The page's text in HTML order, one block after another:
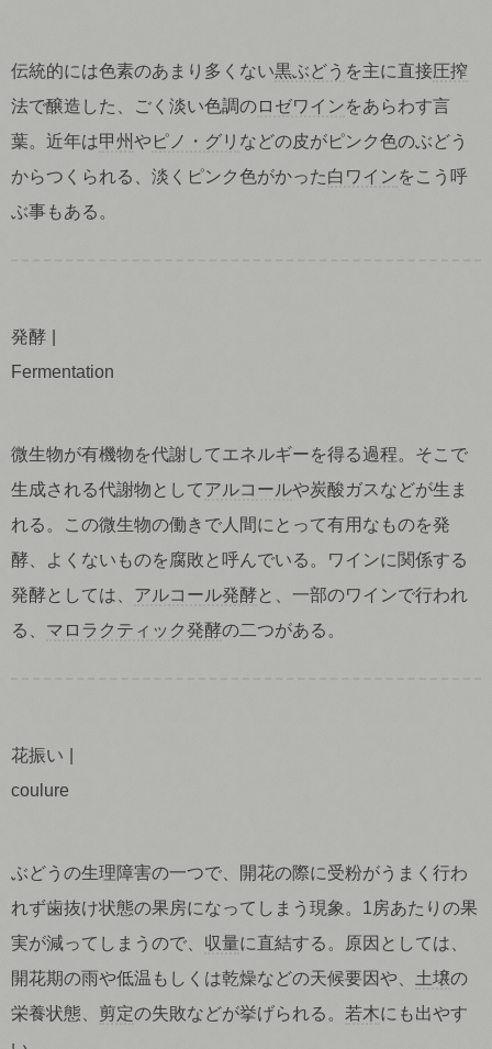
伝統的には色素のあまり多くない黒ぶどう を主に直接圧搾
法で醸造した、ごく淡い色調のロゼワインをあらわす言
葉。近年は甲州や ピノ・グリ などの皮がピンク色のぶどう
からつくられる、淡くピンク色がかった白ワインをこう呼
ぶ事もある。
発酵
Fermentation
微生物が有機物を代謝してエネルギーを得る過程。そこで
生成される代謝物としてアルコールや炭酸ガスなどが生ま
れる。この微生物の働きで人間にとって有用なものを発
酵、よくないものを腐敗と呼んでいる。ワインに関係する
発酵としては、 アルコール発酵と、一部のワインで行われ
る、 マロラクティック発酵の二つがある。
花振い
coulure
ぶどうの生理障害の一つで、開花の際に受粉がうまく行わ
れず歯抜け状態の果房になってしまう現象。1房あたりの果
実が減ってしまうので、 収量に直結する。原因としては、
開花期の雨や低温もしくは乾燥などの天候要因や、 土壌の
栄養状態、 剪定の失敗などが挙げられる。 若木にも出やす